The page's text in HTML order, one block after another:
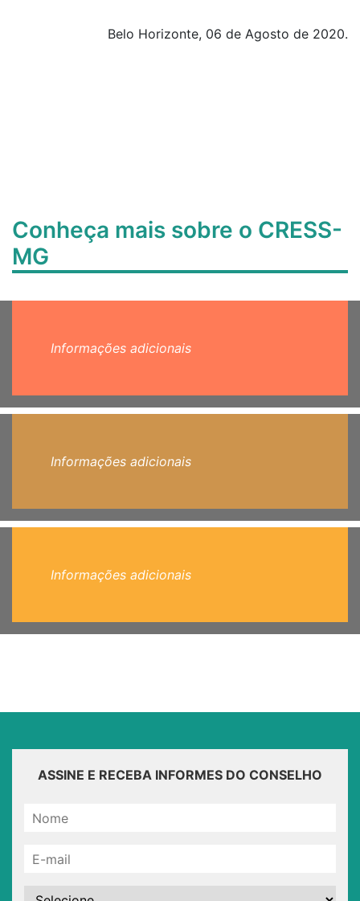
Belo Horizonte, 06 de Agosto de 2020.
Conheça mais sobre o CRESS-
MG
Informações adicionais
Informações adicionais
Informações adicionais
ASSINE E RECEBA INFORMES DO CONSELHO